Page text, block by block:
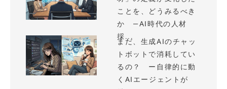
ことを、どうみるべき
か —AI時代の人材
採...
まだ、生成AIのチャッ
トボットで消耗してい
るの？ ー自律的に動
くAIエージェントが